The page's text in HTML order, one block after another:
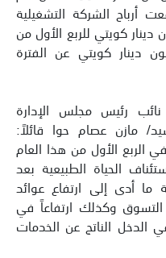
%41.64. وارتفعت أرباح الشركة التشغيلية
حيث بلغت 3.51 مليون دينار كويتي للربع الأول من
مقارنة بـ 3.28 مليون دينار كويتي عن الفترة
رئيس مجلس الإدارة
مازن عصام حوا قائلاً:
الأول من هذا العام
الحياة الطبيعية بعد
ما أدى إلى ارتفاع عوائد
التسوق وكذلك ارتفاعاً في
الدخل الناتج عن الخدمات